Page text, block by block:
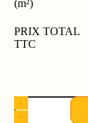
(m²)
PRIX TOTAL
TTC